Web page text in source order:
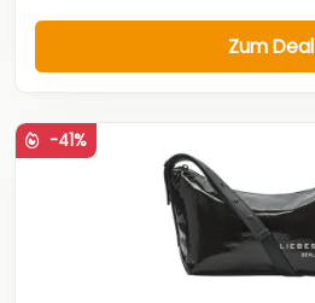
Zum Deal
-41%